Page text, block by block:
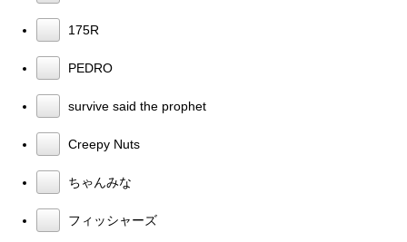
175R
PEDRO
survive said the prophet
Creepy Nuts
ちゃんみな
フィッシャーズ